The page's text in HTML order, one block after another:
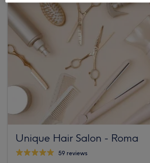
Unique Hair Salon - Roma
59 reviews